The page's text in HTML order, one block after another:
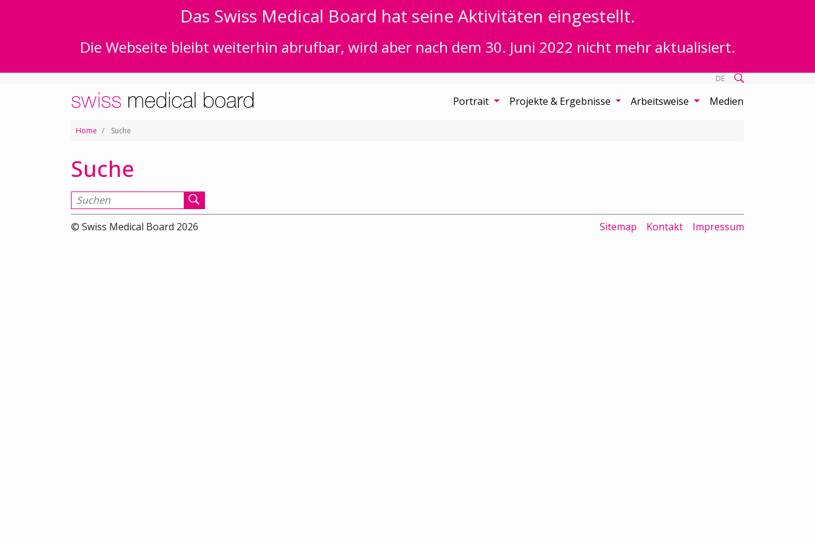
Das Swiss Medical Board hat seine Aktivitäten eingestellt.
Die Webseite bleibt weiterhin abrufbar, wird aber nach dem 30. Juni 2022 nicht mehr aktualisiert.
DE
Portrait Projekte & Ergebnisse Arbeitsweise Medien
Home Suche
Suche
Suchen nach
© Swiss Medical Board 2026 Sitemap Kontakt Impressum